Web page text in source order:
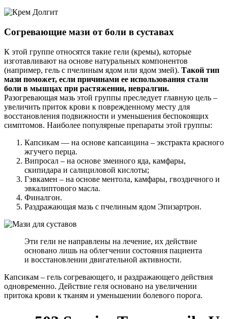
Согревающие мази от боли в суставах
К этой группе относятся такие гели (кремы), которые
изготавливают на основе натуральных компонентов
(например, гель с пчелиным ядом или ядом змей). Такой тип
мази поможет, если причинами ее использования стали
боли в мышцах при растяжении, невралгии.
Разогревающая мазь этой группы преследует главную цель –
увеличить приток крови к поврежденному месту для
восстановления подвижности и уменьшения беспокоящих
симптомов. Наиболее популярные препараты этой группы:
Капсикам — на основе капсаицина – экстракта красного
жгучего перца.
Випросал – на основе змеиного яда, камфары,
скипидара и салициловой кислоты;
Гэвкамен – на основе ментола, камфары, гвоздичного и
эвкалиптового масла.
Финалгон.
Раздражающая мазь с пчелиным ядом Эпизартрон.
Эти гели не направлены на лечение, их действие
основано лишь на облегчении состояния пациента
и восстановлении двигательной активности.
Капсикам – гель согревающего, и раздражающего действия
одновременно. Действие геля основано на увеличении
притока крови к тканям и уменьшении болевого порога.